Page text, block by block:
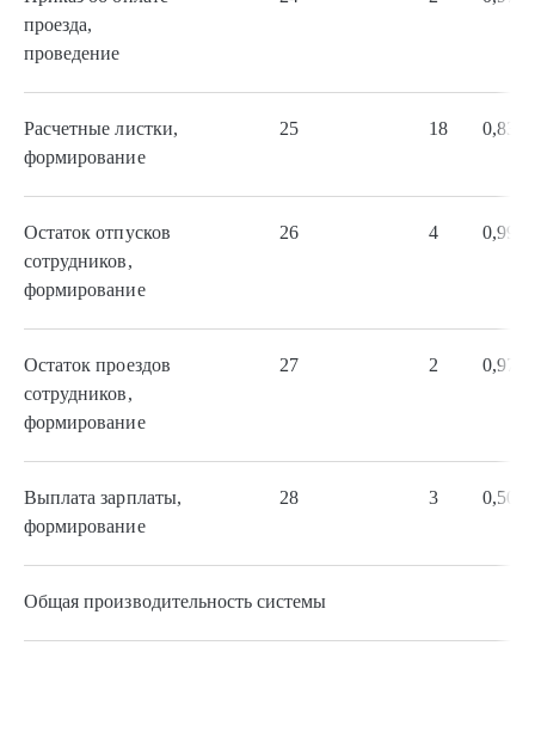
проезда,
проведение
Расчетные листки,
формирование
25 18 0,83
Остаток отпусков
сотрудников,
формирование
26 4 0,99
Остаток проездов
сотрудников,
формирование
27 2 0,97
Выплата зарплаты,
формирование
28 3 0,50
Общая производительность системы